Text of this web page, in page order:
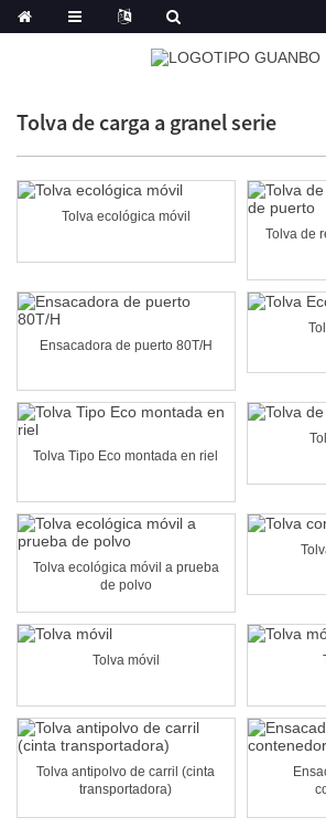
Tolva de carga a granel serie
Tolva ecológica móvil
Tolva de
Ensacadora de puerto 80T/H
Tolva Tipo Eco montada en riel
Tolva ecológica móvil a prueba
de polvo
Tolva móvil
Tolva antipolvo de carril (cinta
transportadora)